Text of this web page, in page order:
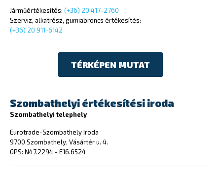
Járműértékesítés: (+36) 20 417-2760
Szerviz, alkatrész, gumiabroncs értékesítés:
(+36) 20 911-6142
TÉRKÉPEN MUTAT
Szombathelyi értékesítési iroda
Szombathelyi telephely
Eurotrade-Szombathely Iroda
9700 Szombathely, Vásártér u. 4.
GPS: N47.2294 - E16.6524